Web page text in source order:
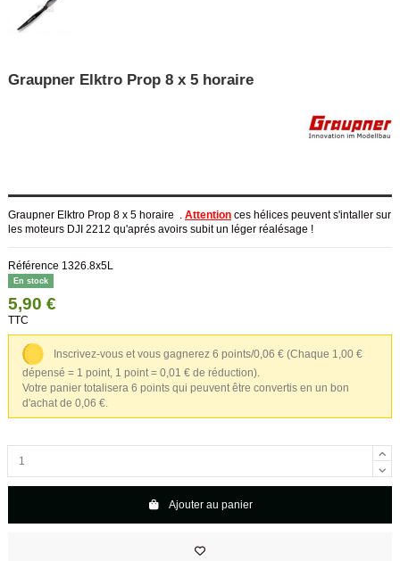
Graupner Elktro Prop 8 x 5 horaire
Graupner Elktro Prop 8 x 5 horaire . Attention ces hélices peuvent s'intaller sur
les moteurs DJI 2212 qu'aprés avoirs subit un léger réalésage !
Référence 1326.8x5L
En stock
5,90 €
TTC
Inscrivez-vous et vous gagnerez 6 points/0,06 € (Chaque 1,00 €
dépensé = 1 point, 1 point = 0,01 € de réduction).
Votre panier totalisera 6 points qui peuvent être convertis en un bon
d'achat de 0,06 €.
Ajouter au panier